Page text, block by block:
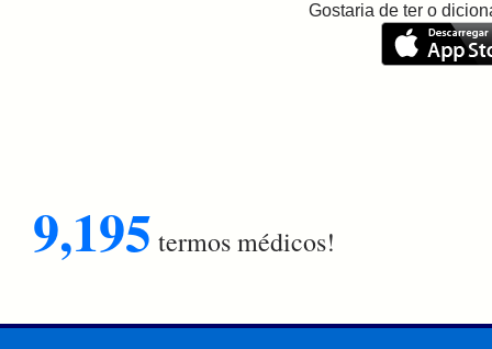
Gostaria de ter o
9,195 termos médicos!